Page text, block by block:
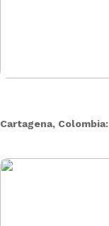
Cartagena, Colombia: